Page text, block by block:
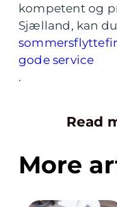
kompetent og
Sjælland, kan
gode service
.
Read
More